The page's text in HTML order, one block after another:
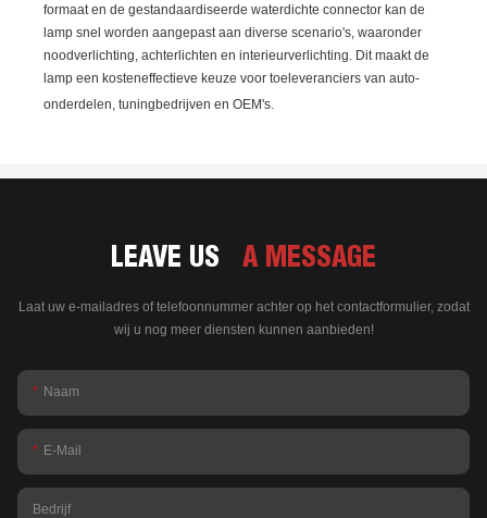
formaat en de gestandaardiseerde waterdichte connector kan de
lamp snel worden aangepast aan diverse scenario's, waaronder
noodverlichting, achterlichten en interieurverlichting. Dit maakt de
lamp een kosteneffectieve keuze voor toeleveranciers van auto-
onderdelen, tuningbedrijven en OEM's.
LEAVE US A MESSAGE
Laat uw e-mailadres of telefoonnummer achter op het contactformulier, zodat
wij u nog meer diensten kunnen aanbieden!
Naam
E-Mail
Bedrijf